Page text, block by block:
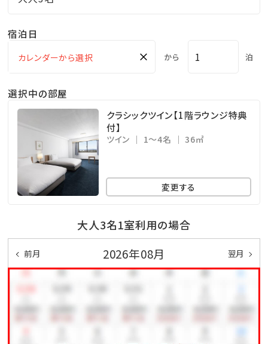
宿泊日
× から 泊
選択中の部屋
クラシックツイン【1階ラウンジ特典
付】
ツイン 1～4名 36㎡
変更する
大人3名1室利用の場合
前月 2026年08月 翌月